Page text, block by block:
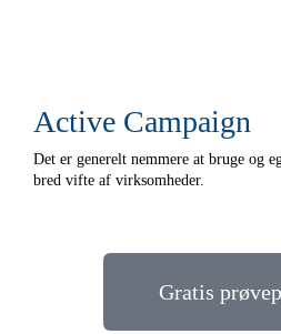
Active Campaign
Det er generelt nemmere at bruge og
bred vifte af virksomheder.
Gratis